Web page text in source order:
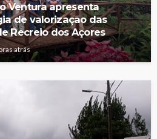
Ventura apresenta
de valorização das
Recreio dos Açores
atrás